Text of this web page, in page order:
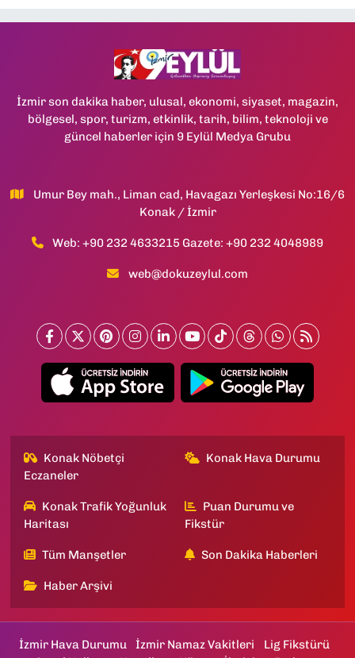
İzmir son dakika haber, ulusal, ekonomi, siyaset, magazin,
bölgesel, spor, turizm, etkinlik, tarih, bilim, teknoloji ve
güncel haberler için 9 Eylül Medya Grubu
Umur Bey mah., Liman cad, Havagazı Yerleşkesi No:16/6
Konak / İzmir
Web: +90 232 4633215 Gazete: +90 232 4048989
web@dokuzeylul.com
Konak Nöbetçi
Eczaneler
Konak Hava Durumu
Konak Trafik Yoğunluk
Haritası
Puan Durumu ve
Fikstür
Tüm Manşetler Son Dakika Haberleri
Haber Arşivi
İzmir Hava Durumu İzmir Namaz Vakitleri
Lig Fikstürü